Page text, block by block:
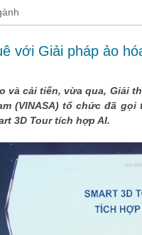
với Giải pháp ảo
và cải tiến, vừa qua, Giải
(VINASA) tổ chức đã
3D Tour tích hợp AI.